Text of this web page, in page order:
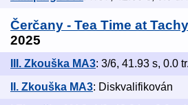
Čerčany - Tea Time at
2025
III. Zkouška MA3: 3/6, 41.93 s, 0.0
II. Zkouška MA3: Diskvalifikován